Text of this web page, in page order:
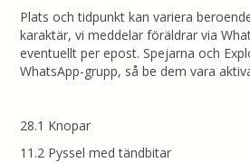
Plats och tidpunkt kan variera
karaktär, vi meddelar föräldrar via
eventuellt per epost. Spejarna och
WhatsApp-grupp, så be dem vara
28.1 Knopar
11.2 Pyssel med tändbitar